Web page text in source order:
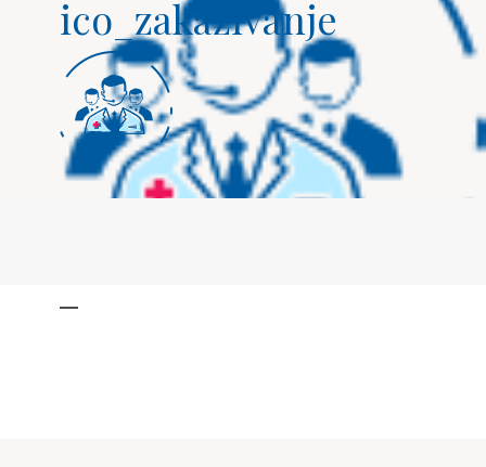
ico_zakazivanje